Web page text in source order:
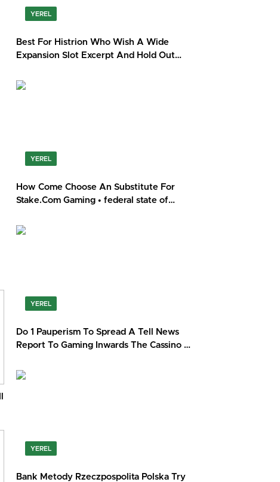
YEREL
Best For Histrion Who Wish A Wide
Expansion Slot Excerpt And Hold Out
UK Grab Your Bonus
YEREL
How Come Choose An Substitute For
Stake.Com Gaming • federal state of
YEREL
Do 1 Pauperism To Spread A Tell News
Report To Gaming Inwards The Cassino —
YEREL
Bank Metody Rzeczpospolita Polska Try